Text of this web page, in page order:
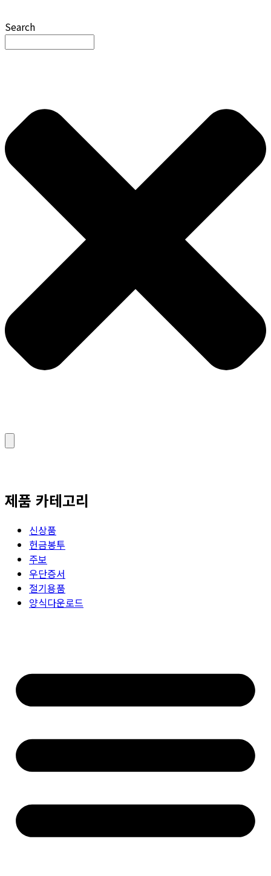
Search
제품 카테고리
신상품
헌금봉투
주보
우단증서
절기용품
양식다운로드